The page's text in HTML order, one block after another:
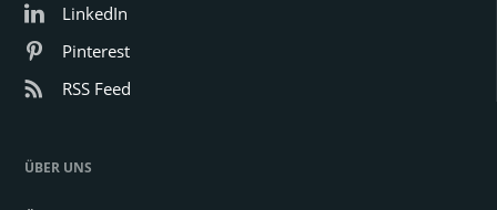
LinkedIn
Pinterest
RSS Feed
ÜBER UNS